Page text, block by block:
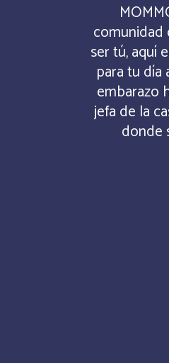
ser tú, aquí
para tu día
embarazo
jefa de la
donde